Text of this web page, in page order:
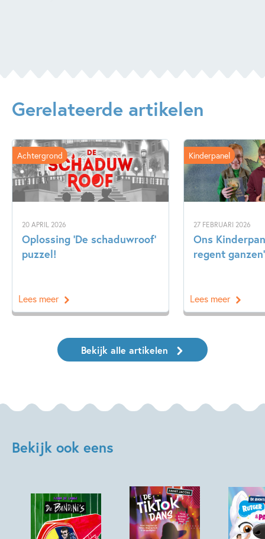
Gerelateerde artikelen
20 APRIL 2026
Oplossing ‘De schaduwroof’
puzzel!
Achtergrond
Lees meer
27 FEBRUARI 2026
Ons
regent ganzen’
Kinderpanel
Lees meer
Bekijk alle artikelen
Bekijk ook eens